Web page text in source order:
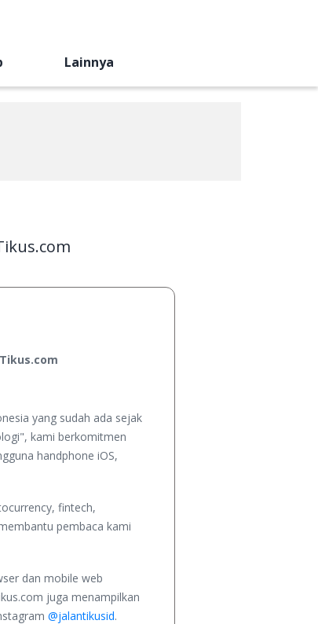
Lainnya
yang sudah ada sejak
kami berkomitmen
handphone iOS,
fintech,
pembaca kami
dan mobile web
juga menampilkan
@jalantikusid.